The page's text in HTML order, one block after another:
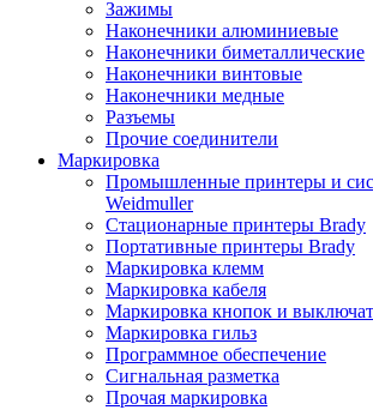
Зажимы
Наконечники алюминиевые
Наконечники биметаллические
Наконечники винтовые
Наконечники медные
Разъемы
Прочие соединители
Маркировка
Промышленные принтеры и
Weidmuller
Стационарные принтеры Brady
Портативные принтеры Brady
Маркировка клемм
Маркировка кабеля
Маркировка кнопок и
Маркировка гильз
Программное обеспечение
Сигнальная разметка
Прочая маркировка